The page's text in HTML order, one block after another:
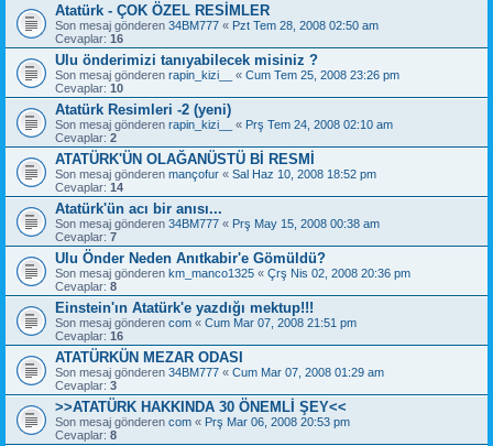
Atatürk - ÇOK ÖZEL RESİMLER
Son mesaj gönderen 34BM777 « Pzt Tem 28, 2008 02:50 am
Cevaplar: 16
Ulu önderimizi tanıyabilecek misiniz ?
Son mesaj gönderen rapin_kizi__ « Cum Tem 25, 2008 23:26 pm
Cevaplar: 10
Atatürk Resimleri -2 (yeni)
Son mesaj gönderen rapin_kizi__ « Prş Tem 24, 2008 02:10 am
Cevaplar: 2
ATATÜRK'ÜN OLAĞANÜSTÜ Bİ RESMİ
Son mesaj gönderen mançofur « Sal Haz 10, 2008 18:52 pm
Cevaplar: 14
Atatürk'ün acı bir anısı...
Son mesaj gönderen 34BM777 « Prş May 15, 2008 00:38 am
Cevaplar: 7
Ulu Önder Neden Anıtkabir'e Gömüldü?
Son mesaj gönderen km_manco1325 « Çrş Nis 02, 2008 20:36 pm
Cevaplar: 8
Einstein'ın Atatürk'e yazdığı mektup!!!
Son mesaj gönderen com « Cum Mar 07, 2008 21:51 pm
Cevaplar: 16
ATATÜRKÜN MEZAR ODASI
Son mesaj gönderen 34BM777 « Cum Mar 07, 2008 01:29 am
Cevaplar: 3
>>ATATÜRK HAKKINDA 30 ÖNEMLİ ŞEY<<
Son mesaj gönderen com « Prş Mar 06, 2008 20:53 pm
Cevaplar: 8